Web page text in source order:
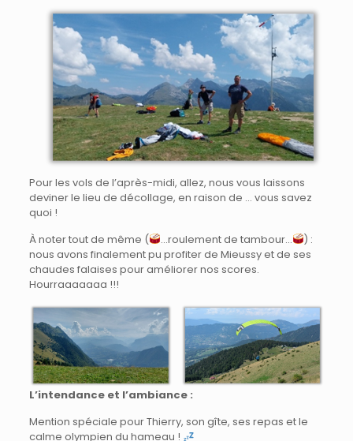
Pour les vols de l’après-midi, allez, nous vous laissons
deviner le lieu de décollage, en raison de … vous savez
quoi !
À noter tout de même (
…roulement de tambour…
) :
nous avons finalement pu profiter de Mieussy et de ses
chaudes falaises pour améliorer nos scores.
Hourraaaaaaa !!!
L’intendance et l’ambiance :
Mention spéciale pour Thierry, son gîte, ses repas et le
calme olympien du hameau !